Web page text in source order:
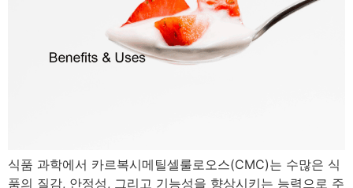
식품 과학에서 카르복시메틸셀룰로오스(CMC)는 수많은 식
품의 질감, ​​안정성, 그리고 기능성을 향상시키는 능력으로 주